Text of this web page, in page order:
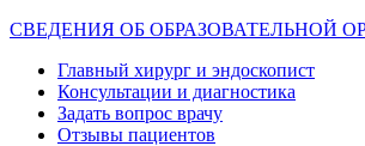
СВЕДЕНИЯ ОБ ОБРАЗОВАТЕЛЬНОЙ
Главный хирург и эндоскопист
Консультации и диагностика
Задать вопрос врачу
Отзывы пациентов